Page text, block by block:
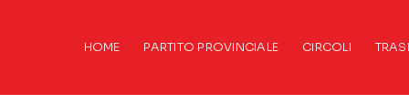
HOME PARTITO PROVINCIALE CIRCOLI